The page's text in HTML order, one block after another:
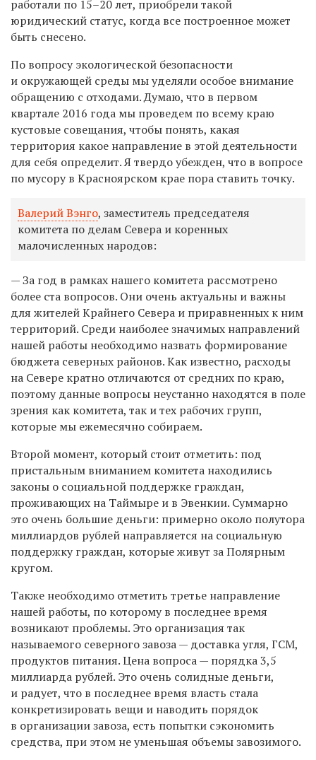
работали по 15–20 лет, приобрели такой
юридический статус, когда все построенное может
быть снесено.
По вопросу экологической безопасности
и окружающей среды мы уделяли особое внимание
обращению с отходами. Думаю, что в первом
квартале 2016 года мы проведем по всему краю
кустовые совещания, чтобы понять, какая
территория какое направление в этой деятельности
для себя определит. Я твердо убежден, что в вопросе
по мусору в Красноярском крае пора ставить точку.
Валерий Вэнго, заместитель председателя
комитета по делам Севера и коренных
малочисленных народов:
— За год в рамках нашего комитета рассмотрено
более ста вопросов. Они очень актуальны и важны
для жителей Крайнего Севера и приравненных к ним
территорий. Среди наиболее значимых направлений
нашей работы необходимо назвать формирование
бюджета северных районов. Как известно, расходы
на Севере кратно отличаются от средних по краю,
поэтому данные вопросы неустанно находятся в поле
зрения как комитета, так и тех рабочих групп,
которые мы ежемесячно собираем.
Второй момент, который стоит отметить: под
пристальным вниманием комитета находились
законы о социальной поддержке граждан,
проживающих на Таймыре и в Эвенкии. Суммарно
это очень большие деньги: примерно около полутора
миллиардов рублей направляется на социальную
поддержку граждан, которые живут за Полярным
кругом.
Также необходимо отметить третье направление
нашей работы, по которому в последнее время
возникают проблемы. Это организация так
называемого северного завоза — доставка угля, ГСМ,
продуктов питания. Цена вопроса — порядка 3,5
миллиарда рублей. Это очень солидные деньги,
и радует, что в последнее время власть стала
конкретизировать вещи и наводить порядок
в организации завоза, есть попытки сэкономить
средства, при этом не уменьшая объемы завозимого.